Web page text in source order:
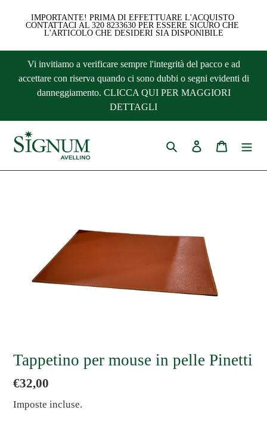
IMPORTANTE! PRIMA DI EFFETTUARE L'ACQUISTO
CONTATTACI AL 320 8233630 PER ESSERE SICURO CHE
L'ARTICOLO CHE DESIDERI SIA DISPONIBILE
direttamente
Vi invitiamo a verificare sempre l'integrità del pacco e ad
accettare con riserva quando ci sono dubbi o segni evidenti di
danneggiamento. CLICCA QUI PER MAGGIORI
DETTAGLI
Cerca Accedi Carrello
Tappetino per mouse in pelle Pinetti
Prezzo
di
€32,00
Imposte incluse.